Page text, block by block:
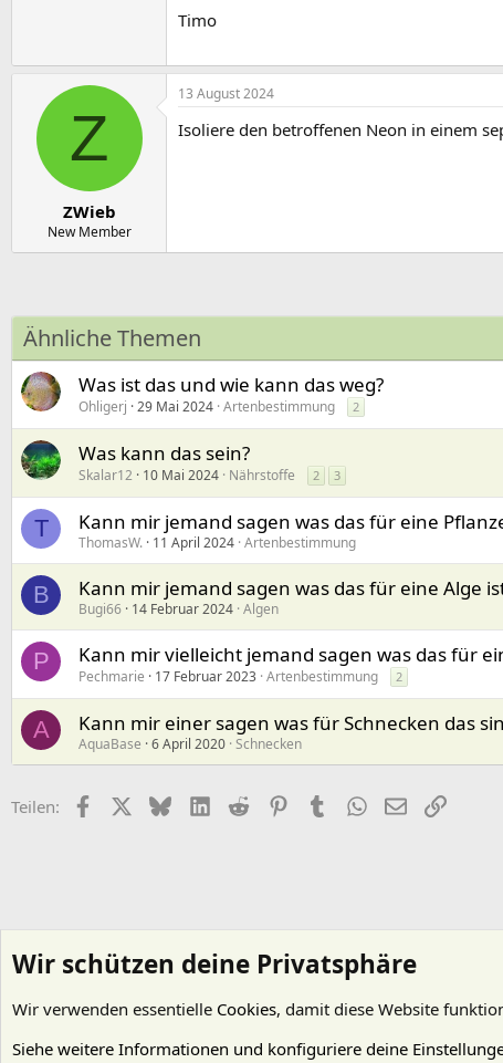
Timo
Z
ZWieb
New Member
13 August 2024
Isoliere den betroffenen Neon in einem
Ähnliche Themen
Was ist das und wie kann das weg?
Ohligerj 29 Mai 2024 Artenbestimmung 2
Was kann das sein?
Skalar12 10 Mai 2024 Nährstoffe 2 3
T Kann mir jemand sagen was das für eine
ThomasW. 11 April 2024 Artenbestimmung
B Kann mir jemand sagen was das für eine Alge
Bugi66 14 Februar 2024 Algen
P Kann mir vielleicht jemand sagen was das für
Pechmarie 17 Februar 2023 Artenbestimmung 2
A Kann mir einer sagen was für Schnecken das
AquaBase 6 April 2020 Schnecken
Teilen: FacebookX (Twitter)
BlueskyLinkedIn
Reddit PinterestTumblrWhatsApp
E-MailLink
Bewohner für das Pflanzenaquarium
Wir schützen deine Privatsphäre
Wir verwenden essentielle Cookies, damit diese Website
Siehe weitere Informationen und konfiguriere deine